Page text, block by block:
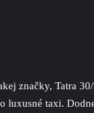
značky, Tatra
taxi.